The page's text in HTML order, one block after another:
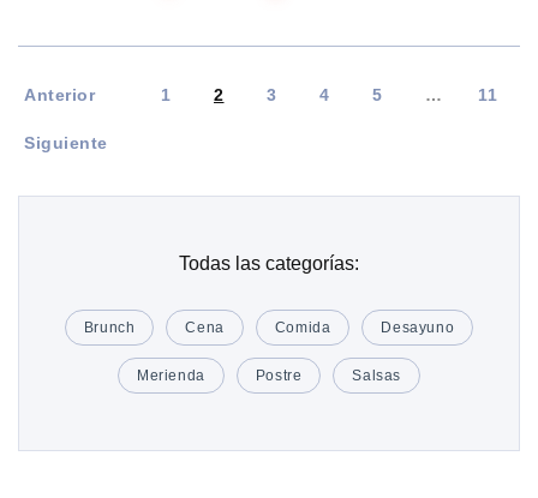
Anterior 1 2 3 4 5 … 11
Siguiente
Todas las categorías:
Brunch Cena Comida Desayuno
Merienda Postre Salsas